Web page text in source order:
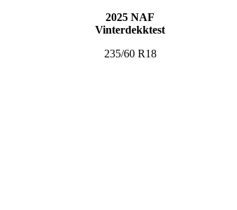
2025 NAF
Vinterdekktest
235/60 R18